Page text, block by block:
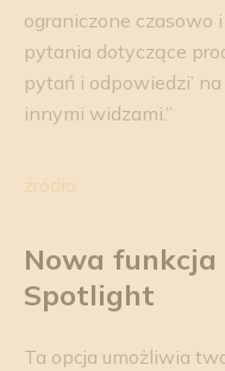
ograniczone czasowo
pytania dotyczące
pytań i odpowiedzi’
innymi widzami.”
źródło
Nowa funkcja
Spotlight
Ta opcja umożliwia